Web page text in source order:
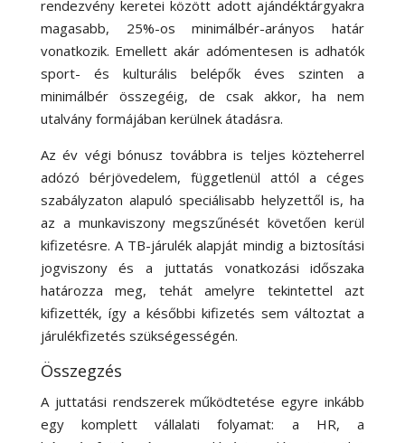
rendezvény keretei között adott ajándéktárgyakra
magasabb, 25%-os minimálbér-arányos határ
vonatkozik. Emellett akár adómentesen is adhatók
sport- és kulturális belépők éves szinten a
minimálbér összegéig, de csak akkor, ha nem
utalvány formájában kerülnek átadásra.
Az év végi bónusz továbbra is teljes közteherrel
adózó bérjövedelem, függetlenül attól a céges
szabályzaton alapuló speciálisabb helyzettől is, ha
az a munkaviszony megszűnését követően kerül
kifizetésre. A TB-járulék alapját mindig a biztosítási
jogviszony és a juttatás vonatkozási időszaka
határozza meg, tehát amelyre tekintettel azt
kifizették, így a későbbi kifizetés sem változtat a
járulékfizetés szükségességén.
Összegzés
A juttatási rendszerek működtetése egyre inkább
egy komplett vállalati folyamat: a HR, a